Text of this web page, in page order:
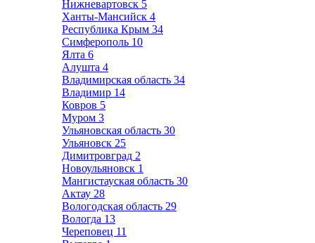
Нижневартовск 5
Ханты-Мансийск 4
Республика Крым 34
Симферополь 10
Ялта 6
Алушта 4
Владимирская область 34
Владимир 14
Ковров 5
Муром 3
Ульяновская область 30
Ульяновск 25
Димитровград 2
Новоульяновск 1
Мангистауская область 30
Актау 28
Вологодская область 29
Вологда 13
Череповец 11